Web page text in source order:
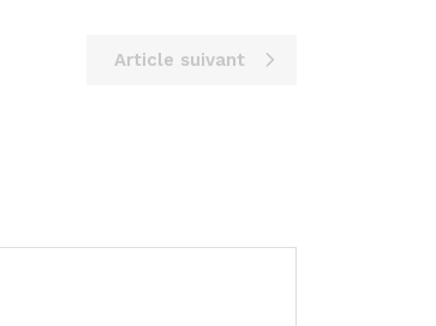
Article suivant